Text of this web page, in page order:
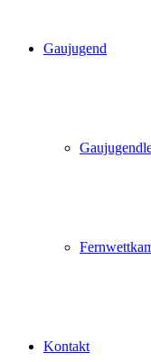
Gaujugend
Kontakt